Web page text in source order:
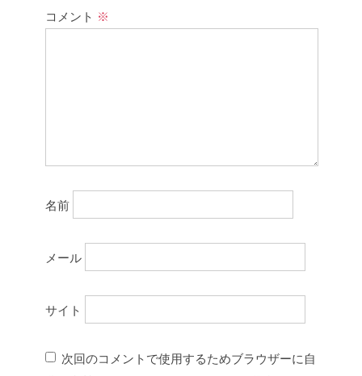
コメント ※
名前
メール
サイト
次回のコメントで使用するためブラウザーに自